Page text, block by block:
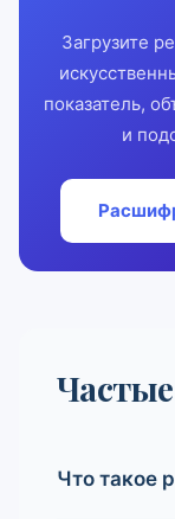
Загрузите
показатель,
и
Что такое